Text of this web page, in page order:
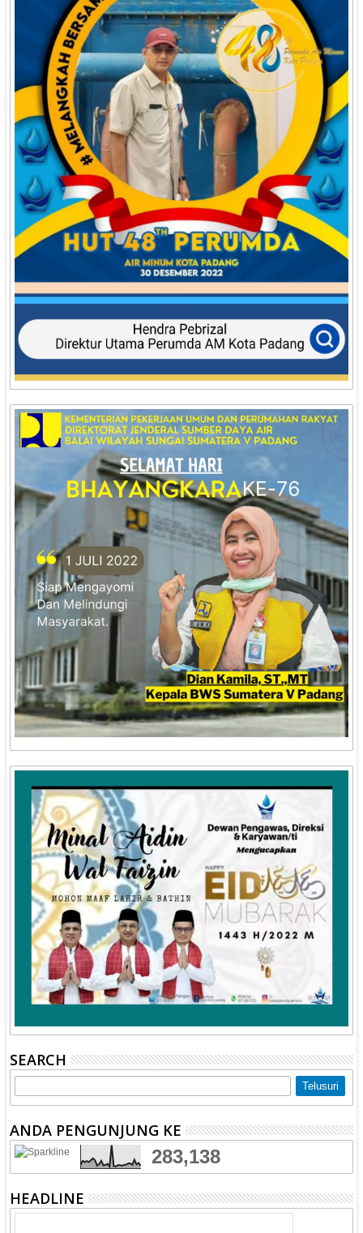
SEARCH
ANDA PENGUNJUNG KE
283,138
HEADLINE